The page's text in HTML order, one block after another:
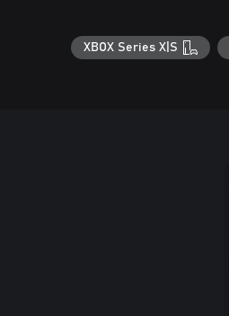
XBOX Series X|S